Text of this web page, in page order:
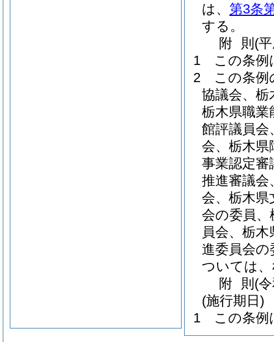
は、 第3条
する。
附 則 (
1
この条例
2
この条例
協議会、栃
栃木県職業
館評議員会
会、栃木県
事業認定審
推進審議会
会、栃木県
会の委員、
員会、栃
進委員会
ついては
附 則 (
(施行期日)
1
この条例